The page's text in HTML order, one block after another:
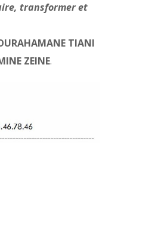
transformer et
TIANI
ZEINE.